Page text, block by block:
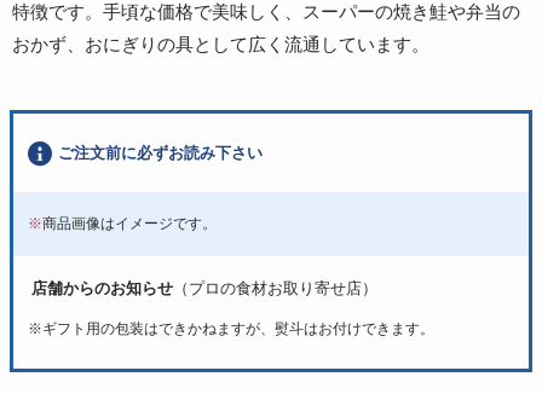
特徴です。手頃な価格で美味しく、スーパーの焼き鮭や弁当の
おかず、おにぎりの具として広く流通しています。
ご注文前に必ずお読み下さい
※商品画像はイメージです。
店舗からのお知らせ （プロの食材お取り寄せ店）
※ギフト用の包装はできかねますが、熨斗はお付けできます。